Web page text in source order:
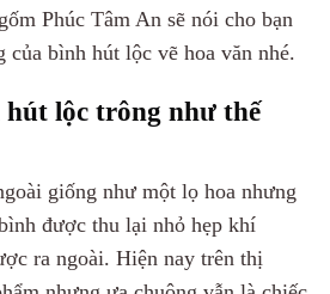
Phúc Tâm An sẽ nói cho bạn
của bình hút lộc vẽ hoa văn nhé.
lộc trông như thế
giống như một lọ hoa nhưng
được thu lại nhỏ hẹp khí
ra ngoài. Hiện nay trên thị